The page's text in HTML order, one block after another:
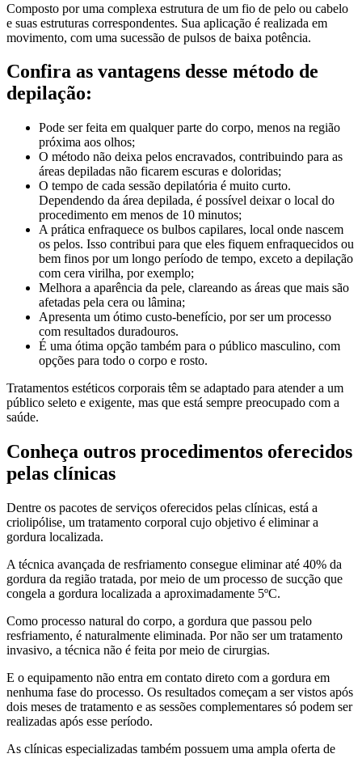
Composto por uma complexa estrutura de um fio de pelo ou cabelo
e suas estruturas correspondentes. Sua aplicação é realizada em
movimento, com uma sucessão de pulsos de baixa potência.
Confira as vantagens desse método de
depilação:
Pode ser feita em qualquer parte do corpo, menos na região
próxima aos olhos;
O método não deixa pelos encravados, contribuindo para as
áreas depiladas não ficarem escuras e doloridas;
O tempo de cada sessão depilatória é muito curto.
Dependendo da área depilada, é possível deixar o local do
procedimento em menos de 10 minutos;
A prática enfraquece os bulbos capilares, local onde nascem
os pelos. Isso contribui para que eles fiquem enfraquecidos ou
bem finos por um longo período de tempo, exceto a depilação
com cera virilha, por exemplo;
Melhora a aparência da pele, clareando as áreas que mais são
afetadas pela cera ou lâmina;
Apresenta um ótimo custo-benefício, por ser um processo
com resultados duradouros.
É uma ótima opção também para o público masculino, com
opções para todo o corpo e rosto.
Tratamentos estéticos corporais têm se adaptado para atender a um
público seleto e exigente, mas que está sempre preocupado com a
saúde.
Conheça outros procedimentos oferecidos
pelas clínicas
Dentre os pacotes de serviços oferecidos pelas clínicas, está a
criolipólise, um tratamento corporal cujo objetivo é eliminar a
gordura localizada.
A técnica avançada de resfriamento consegue eliminar até 40% da
gordura da região tratada, por meio de um processo de sucção que
congela a gordura localizada a aproximadamente 5ºC.
Como processo natural do corpo, a gordura que passou pelo
resfriamento, é naturalmente eliminada. Por não ser um tratamento
invasivo, a técnica não é feita por meio de cirurgias.
E o equipamento não entra em contato direto com a gordura em
nenhuma fase do processo. Os resultados começam a ser vistos após
dois meses de tratamento e as sessões complementares só podem ser
realizadas após esse período.
As clínicas especializadas também possuem uma ampla oferta de